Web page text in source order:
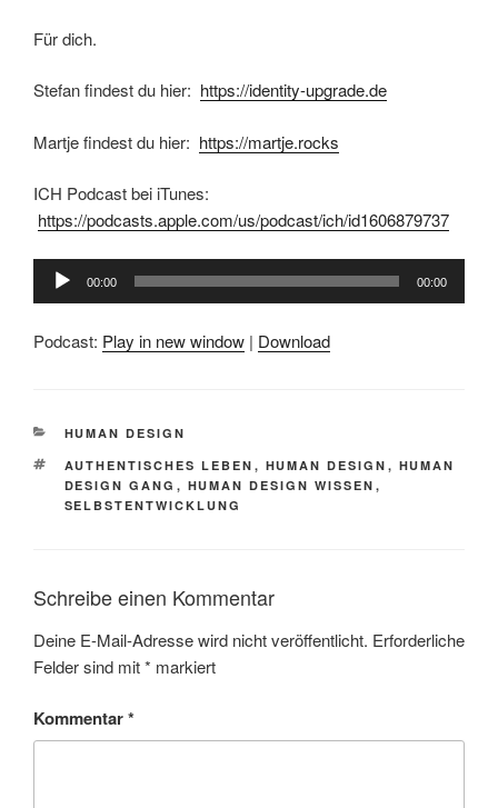
Für dich.
Stefan findest du hier: https://identity-upgrade.de
Martje findest du hier: https://martje.rocks
ICH Podcast bei iTunes:
https://podcasts.apple.com/us/podcast/ich/id1606879737
Audio-
Player
00:00 00:00
Podcast: Play in new window | Download
KATEGORIEN
HUMAN DESIGN
SCHLAGWÖRTER
AUTHENTISCHES LEBEN , HUMAN DESIGN , HUMAN
DESIGN GANG , HUMAN DESIGN WISSEN ,
SELBSTENTWICKLUNG
Schreibe einen Kommentar
Deine E-Mail-Adresse wird nicht veröffentlicht. Erforderliche
Felder sind mit* markiert
Kommentar*